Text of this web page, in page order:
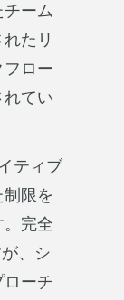
ーム
たリ
ロー
てい
ティブ
限を
完全
、シ
ーチ